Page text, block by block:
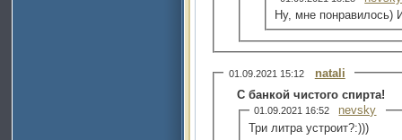
Ну, мне понравилось)
01.09.2021 15:12
natali
С банкой чистого спирта!
01.09.2021 16:52
nevsky
Три литра устроит?:)))